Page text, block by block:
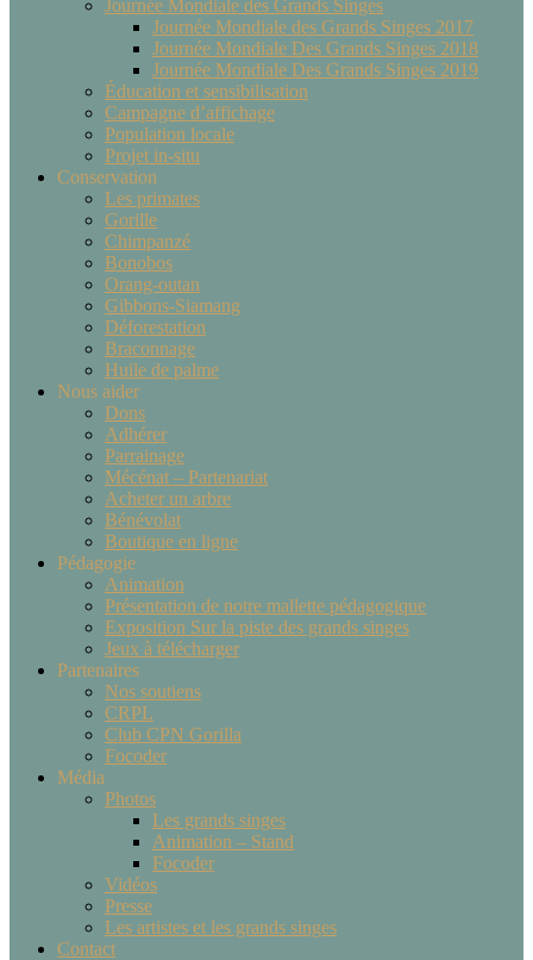
Journée Mondiale des Grands Singes
Journée Mondiale des Grands Singes 2017
Journée Mondiale Des Grands Singes 2018
Journée Mondiale Des Grands Singes 2019
Éducation et sensibilisation
Campagne d’affichage
Population locale
Projet in-situ
Conservation
Les primates
Gorille
Chimpanzé
Bonobos
Orang-outan
Gibbons-Siamang
Déforestation
Braconnage
Huile de palme
Nous aider
Dons
Adhérer
Parrainage
Mécénat – Partenariat
Acheter un arbre
Bénévolat
Boutique en ligne
Pédagogie
Animation
Présentation de notre mallette pédagogique
Exposition Sur la piste des grands singes
Jeux à télécharger
Partenaires
Nos soutiens
CRPL
Club CPN Gorilla
Focoder
Média
Photos
Les grands singes
Animation – Stand
Focoder
Vidéos
Presse
Les artistes et les grands singes
Contact